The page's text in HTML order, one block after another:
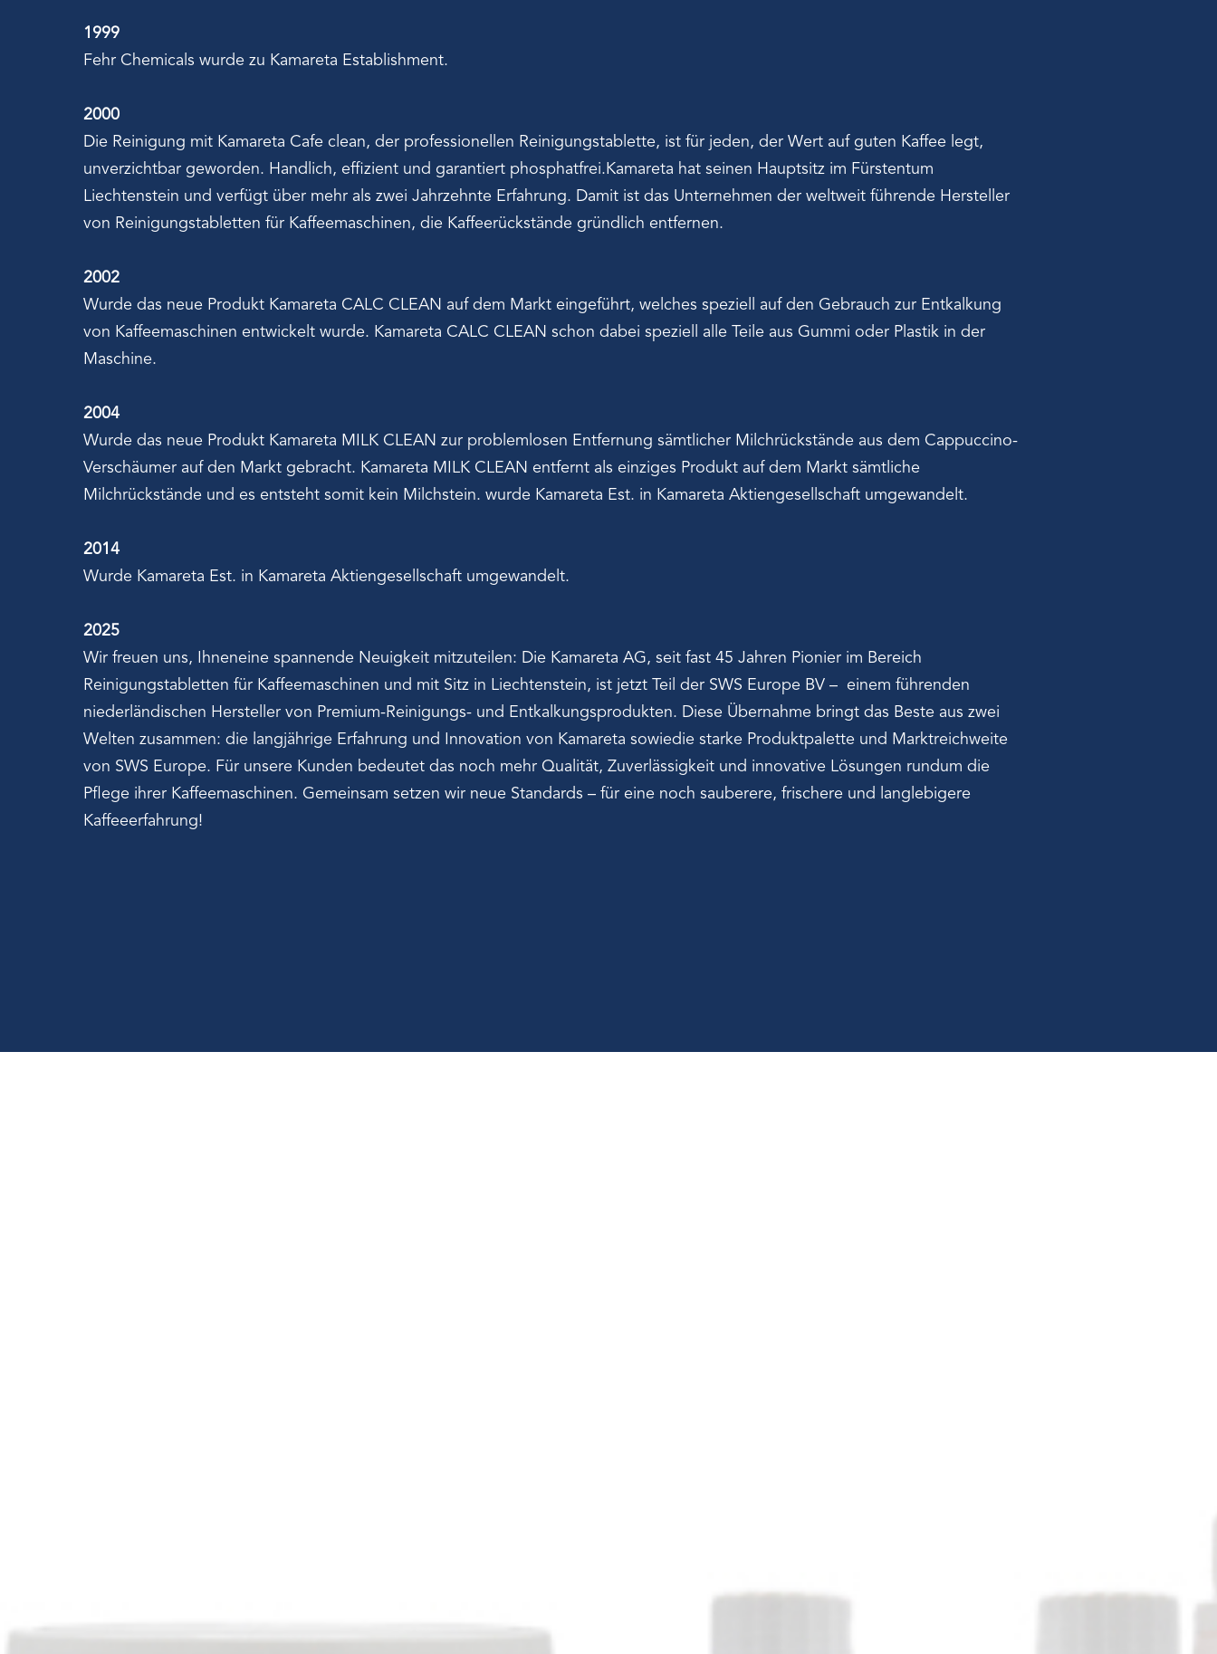
1999
Fehr Chemicals wurde zu Kamareta Establishment.
2000
Die Reinigung mit Kamareta Cafe clean, der professionellen Reinigungstablette, ist für jeden, der Wert auf guten Kaffee legt,
unverzichtbar geworden. Handlich, effizient und garantiert phosphatfrei.Kamareta hat seinen Hauptsitz im Fürstentum
Liechtenstein und verfügt über mehr als zwei Jahrzehnte Erfahrung. Damit ist das Unternehmen der weltweit führende Hersteller
von Reinigungstabletten für Kaffeemaschinen, die Kaffeerückstände gründlich entfernen.
2002
Wurde das neue Produkt Kamareta CALC CLEAN auf dem Markt eingeführt, welches speziell auf den Gebrauch zur Entkalkung
von Kaffeemaschinen entwickelt wurde. Kamareta CALC CLEAN schon dabei speziell alle Teile aus Gummi oder Plastik in der
Maschine.
2004
Wurde das neue Produkt Kamareta MILK CLEAN zur problemlosen Entfernung sämtlicher Milchrückstände aus dem Cappuccino-
Verschäumer auf den Markt gebracht. Kamareta MILK CLEAN entfernt als einziges Produkt auf dem Markt sämtliche
Milchrückstände und es entsteht somit kein Milchstein. wurde Kamareta Est. in Kamareta Aktiengesellschaft umgewandelt.
2014
Wurde Kamareta Est. in Kamareta Aktiengesellschaft umgewandelt.
2025
Wir freuen uns, Ihneneine spannende Neuigkeit mitzuteilen: Die Kamareta AG, seit fast 45 Jahren Pionier im Bereich
Reinigungstabletten für Kaffeemaschinen und mit Sitz in Liechtenstein, ist jetzt Teil der SWS Europe BV – einem führenden
niederländischen Hersteller von Premium-Reinigungs- und Entkalkungsprodukten. Diese Übernahme bringt das Beste aus zwei
Welten zusammen: die langjährige Erfahrung und Innovation von Kamareta sowiedie starke Produktpalette und Marktreichweite
von SWS Europe. Für unsere Kunden bedeutet das noch mehr Qualität, Zuverlässigkeit und innovative Lösungen rundum die
Pflege ihrer Kaffeemaschinen. Gemeinsam setzen wir neue Standards – für eine noch sauberere, frischere und langlebigere
Kaffeeerfahrung!